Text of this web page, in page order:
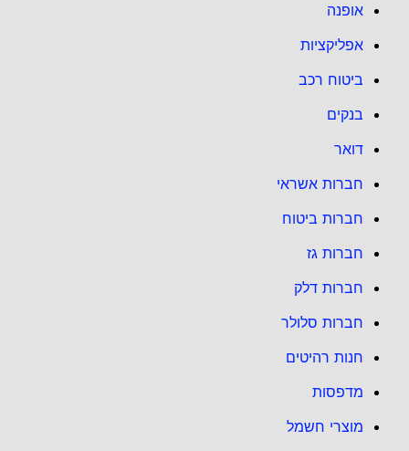
אופנה
אפליקציות
ביטוח רכב
בנקים
דואר
חברות אשראי
חברות ביטוח
חברות גז
חברות דלק
חברות סלולר
חנות רהיטים
מדפסות
מוצרי חשמל